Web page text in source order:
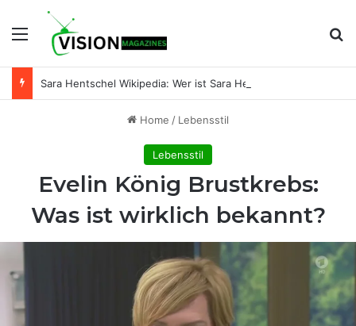
Menu
Home / Lebensstil
Lebensstil
Evelin König Brustkrebs:
Was ist wirklich bekannt?